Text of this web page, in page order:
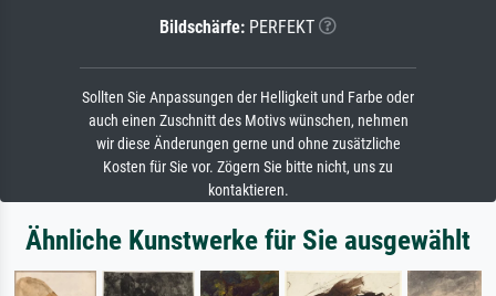
Bildschärfe: PERFEKT
Sollten Sie Anpassungen der Helligkeit und Farbe oder
auch einen Zuschnitt des Motivs wünschen, nehmen
wir diese Änderungen gerne und ohne zusätzliche
Kosten für Sie vor. Zögern Sie bitte nicht, uns zu
kontaktieren.
Ähnliche Kunstwerke für Sie ausgewählt